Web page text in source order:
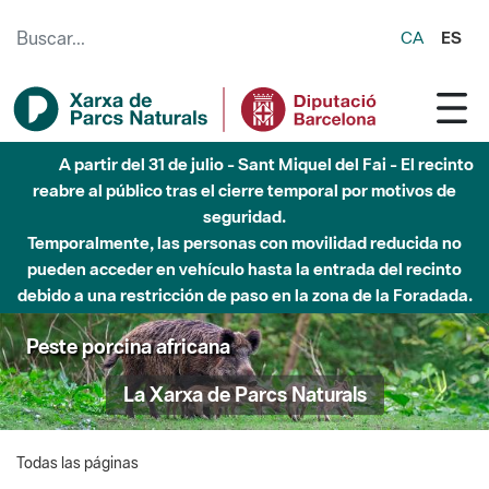
CA ES
A partir del 31 de julio - Sant Miquel del Fai - El recinto
reabre al público tras el cierre temporal por motivos de
seguridad.
Temporalmente, las personas con movilidad reducida no
pueden acceder en vehículo hasta la entrada del recinto
debido a una restricción de paso en la zona de la Foradada.
Peste porcina africana
La Xarxa de Parcs Naturals
Todas las páginas